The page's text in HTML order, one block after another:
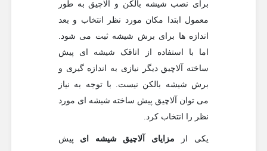
برای نصب شیشه بالکن و آلاچیق به طور
معمول ابتدا مکان مورد نظر انتخاب و بعد
اندازه ها برای برش شیشه ثبت می شود.
اما با استفاده از اتاقک شیشه ای پیش
ساخته آلاچیق دیگر نیازی به اندازه گیری و
برش شیشه بالکن نیست. با توجه به نیاز
می توان آلاچیق پیش ساخته شیشه ای مورد
نظر را انتخاب کرد.
یکی از مزایای آلاچیق شیشه ای پیش